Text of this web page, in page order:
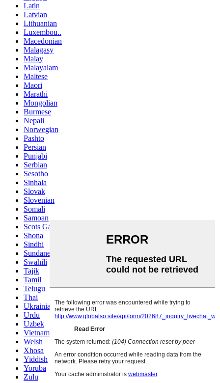
Latin
Latvian
Lithuanian
Luxembou..
Macedonian
Malagasy
Malay
Malayalam
Maltese
Maori
Marathi
Mongolian
Burmese
Nepali
Norwegian
Pashto
Persian
Punjabi
Serbian
Sesotho
Sinhala
Slovak
Slovenian
Somali
Samoan
Scots Gaelic
Shona
Sindhi
Sundanese
Swahili
Tajik
Tamil
Telugu
Thai
Ukrainian
Urdu
Uzbek
Vietnamese
Welsh
Xhosa
Yiddish
Yoruba
Zulu